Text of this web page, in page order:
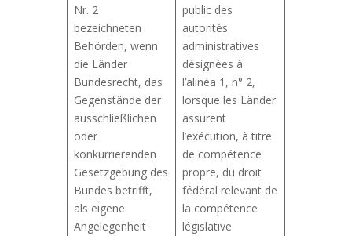
Nr. 2
bezeichneten
Behörden, wenn
die Länder
Bundesrecht, das
Gegenstände der
ausschließlichen
oder
konkurrierenden
Gesetzgebung des
Bundes betrifft,
als eigene
Angelegenheit
public des
autorités
administratives
désignées à
l’alinéa 1, n° 2,
lorsque les Länder
assurent
l’exécution, à titre
de compétence
propre, du droit
fédéral relevant de
la compétence
législative